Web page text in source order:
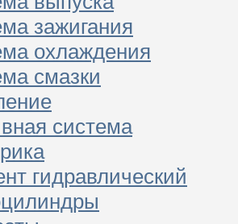
зажигания
охлаждения
смазки
система
гидравлический